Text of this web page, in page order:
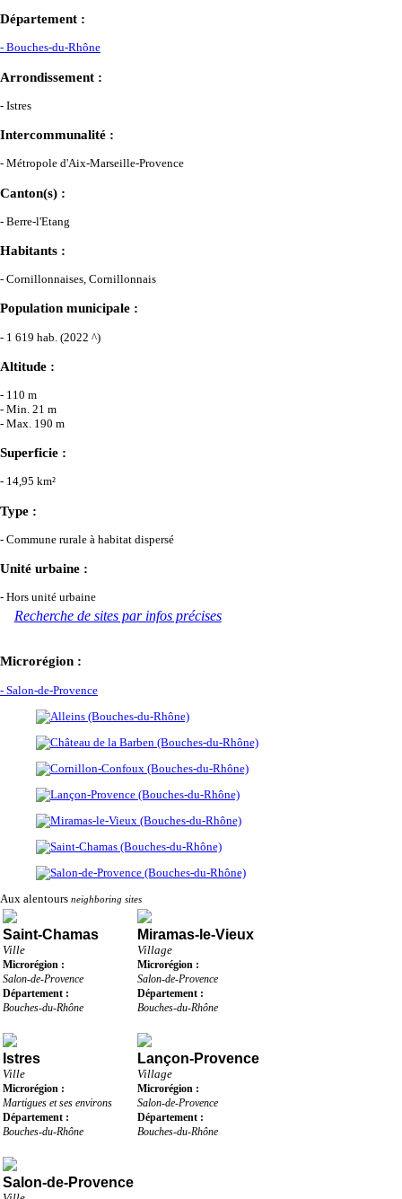
Département :
- Bouches-du-Rhône
Arrondissement :
- Istres
Intercommunalité :
- Métropole d'Aix-Marseille-Provence
Canton(s) :
- Berre-l'Etang
Habitants :
- Cornillonnaises, Cornillonnais
Population municipale :
- 1 619 hab. (2022 ^)
Altitude :
- 110 m
- Min. 21 m
- Max. 190 m
Superficie :
- 14,95 km²
Type :
- Commune rurale à habitat dispersé
Unité urbaine :
- Hors unité urbaine
Recherche de sites par infos précises
Microrégion :
- Salon-de-Provence
Aux alentours neighboring sites
Saint-Chamas
Ville
Microrégion :
Salon-de-Provence
Département :
Bouches-du-Rhône
Miramas-le-Vieux
Village
Microrégion :
Salon-de-Provence
Département :
Bouches-du-Rhône
Istres
Ville
Microrégion :
Martigues et ses environs
Département :
Bouches-du-Rhône
Lançon-Provence
Village
Microrégion :
Salon-de-Provence
Département :
Bouches-du-Rhône
Salon-de-Provence